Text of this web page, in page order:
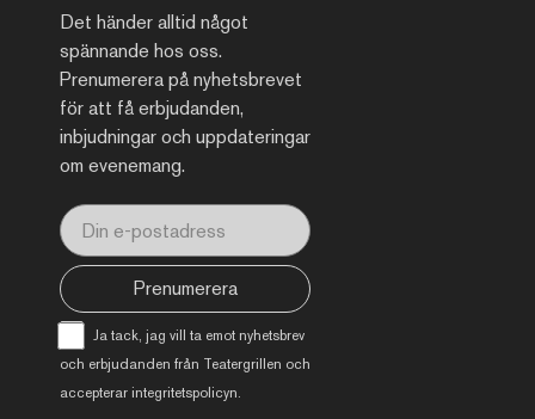
Det händer alltid något
spännande hos oss.
Prenumerera på nyhetsbrevet
för att få erbjudanden,
inbjudningar och uppdateringar
om evenemang.
Ja tack, jag vill ta emot nyhetsbrev
och erbjudanden från Teatergrillen och
accepterar integritetspolicyn
Prenumerera